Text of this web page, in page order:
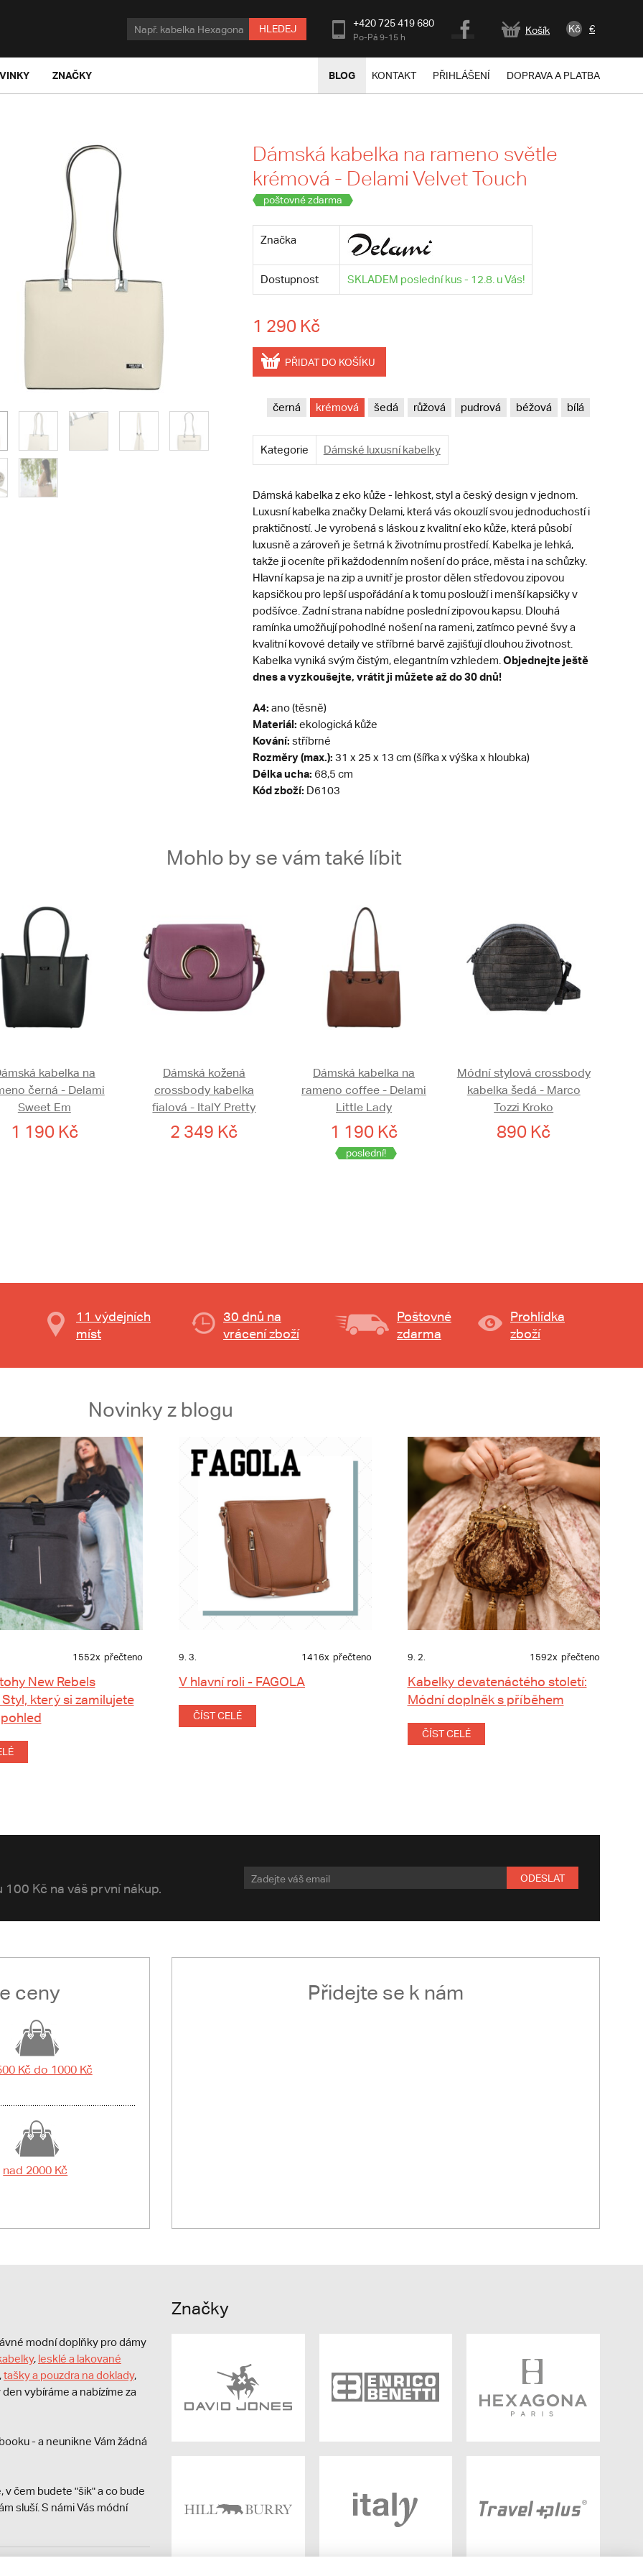
HLEDEJ +420 725 419 680
Po-Pá 9-15 h
Košík Kč €
ZNAČKY BLOG KONTAKT PŘIHLÁŠENÍ DOPRAVA A PLATBA
Dámská kabelka na rameno světle
krémová - Delami Velvet Touch
poštovné zdarma
Značka
Dostupnost SKLADEM poslední kus - 12.8. u Vás!
1 290 Kč
PŘIDAT DO KOŠÍKU
černá krémová šedá růžová pudrová béžová bílá
Kategorie Dámské luxusní kabelky
Dámská kabelka z eko kůže - lehkost, styl a český design v jednom.
Luxusní kabelka značky Delami, která vás okouzlí svou jednoduchostí i
praktičností. Je vyrobená s láskou z kvalitní eko kůže, která působí
luxusně a zároveň je šetrná k životnímu prostředí. Kabelka je lehká,
takže ji oceníte při každodenním nošení do práce, města i na schůzky.
Hlavní kapsa je na zip a uvnitř je prostor dělen středovou zipovou
kapsičkou pro lepší uspořádání a k tomu poslouží i menší kapsičky v
podšívce. Zadní strana nabídne poslední zipovou kapsu. Dlouhá
ramínka umožňují pohodlné nošení na rameni, zatímco pevné švy a
kvalitní kovové detaily ve stříbrné barvě zajišťují dlouhou životnost.
Kabelka vyniká svým čistým, elegantním vzhledem. Objednejte ještě
dnes a vyzkoušejte, vrátit ji můžete až do 30 dnů!
A4: ano (těsně)
Materiál: ekologická kůže
Kování: stříbrné
Rozměry (max.): 31 x 25 x 13 cm (šířka x výška x hloubka)
Délka ucha: 68,5 cm
Kód zboží: D6103
Mohlo by se vám také líbit
kabelka na
černá - Delami
Sweet Em
1 190 Kč
Dámská kožená
crossbody kabelka
fialová - ItalY Pretty
2 349 Kč
Dámská kabelka na
rameno coffee - Delami
Little Lady
1 190 Kč
poslední!
Módní stylová crossbody
kabelka šedá - Marco
Tozzi Kroko
890 Kč
11 výdejních
míst
30 dnů na
vrácení zboží
Poštovné
zdarma
Prohlídka
zboží
Novinky z blogu
1552x přečteno
New Rebels
který si zamilujete
9. 3. 1416x přečteno
V hlavní roli - FAGOLA
ČÍST CELÉ
9. 2. 1592x přečteno
Kabelky devatenáctého století:
Módní doplněk s příběhem
ČÍST CELÉ
Kč na váš první nákup.
ODESLAT
ceny
Kč do 1000 Kč
nad 2000 Kč
Přidejte se k nám
modní doplňky pro dámy
, lesklé a lakované
,tašky a pouzdra na doklady,
vybíráme a nabízíme za
- a neunikne Vám žádná
v čem budete "šik" a co bude
sluší. S námi Vás módní
Značky